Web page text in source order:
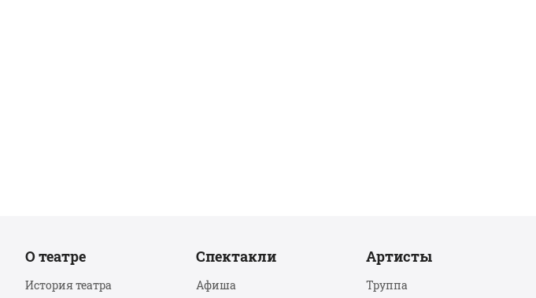
О театре
История театра
Спектакли
Афиша
Артисты
Труппа